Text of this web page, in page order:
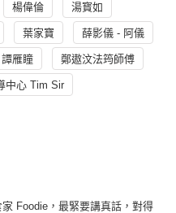
楊偉倫 湯寳如
葉家寶 薛影儀 - 阿儀
譚雁瞳 鄭遨汶法筠師傅
中心 Tim Sir
家 Foodie，最緊要講真話，對得